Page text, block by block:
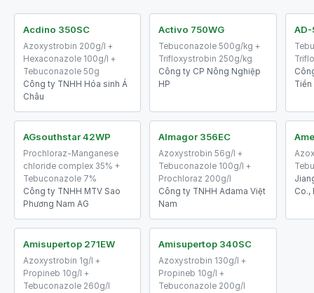
Acdino 350SC
Azoxystrobin 200g/l +
Hexaconazole 100g/l +
Tebuconazole 50g
Công ty TNHH Hóa sinh Á
Châu
Activo 750WG
Tebuconazole 500g/kg +
Trifloxystrobin 250g/kg
Công ty CP Nông Nghiệp
HP
AD-
Tiền
AGsouthstar 42WP
Prochloraz-Manganese
chloride complex 35% +
Tebuconazole 7%
Công ty TNHH MTV Sao
Phương Nam AG
Almagor 356EC
Azoxystrobin 56g/l +
Tebuconazole 100g/l +
Prochloraz 200g/l
Công ty TNHH Adama Việt
Nam
Co.,
Amisupertop 271EW
Azoxystrobin 1g/l +
Propineb 10g/l +
Tebuconazole 260g/l
Amisupertop 340SC
Azoxystrobin 130g/l +
Propineb 10g/l +
Tebuconazole 200g/l